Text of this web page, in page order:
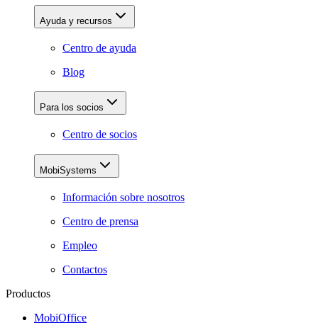
Ayuda y recursos
Centro de ayuda
Blog
Para los socios
Centro de socios
MobiSystems
Información sobre nosotros
Centro de prensa
Empleo
Contactos
Productos
MobiOffice